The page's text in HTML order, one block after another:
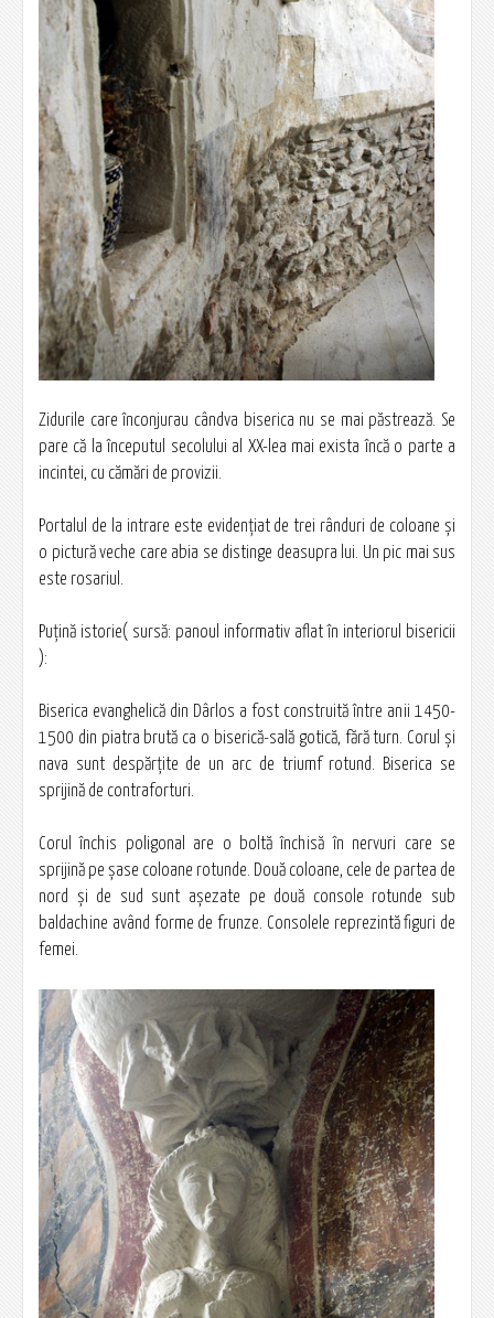
Zidurile care înconjurau cândva biserica nu se mai păstrează. Se
pare că la începutul secolului al XX-lea mai exista încă o parte a
incintei, cu cămări de provizii.
Portalul de la intrare este evidenţiat de trei rânduri de coloane şi
o pictură veche care abia se distinge deasupra lui. Un pic mai sus
este rosariul.
Puţină istorie( sursă: panoul informativ aflat în interiorul bisericii
):
Biserica evanghelică din Dârlos a fost construită între anii 1450-
1500 din piatra brută ca o biserică-sală gotică, fără turn. Corul şi
nava sunt despărţite de un arc de triumf rotund. Biserica se
sprijină de contraforturi.
Corul închis poligonal are o boltă închisă în nervuri care se
sprijină pe şase coloane rotunde. Două coloane, cele de partea de
nord şi de sud sunt aşezate pe două console rotunde sub
baldachine având forme de frunze. Consolele reprezintă figuri de
femei.